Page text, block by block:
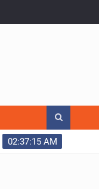
02:37:16 AM